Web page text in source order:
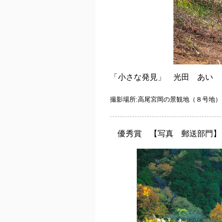
「小さな発見」 光田 あ
撮影場所:高尾宮岡の景観地（８号地）
優秀賞 【写真 郵送部門】